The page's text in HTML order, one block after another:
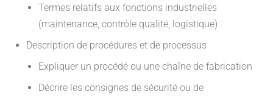
Termes relatifs aux fonctions industrielles
(maintenance, contrôle qualité, logistique)
Description de procédures et de processus
Expliquer un procédé ou une chaîne de fabrication
Décrire les consignes de sécurité ou de